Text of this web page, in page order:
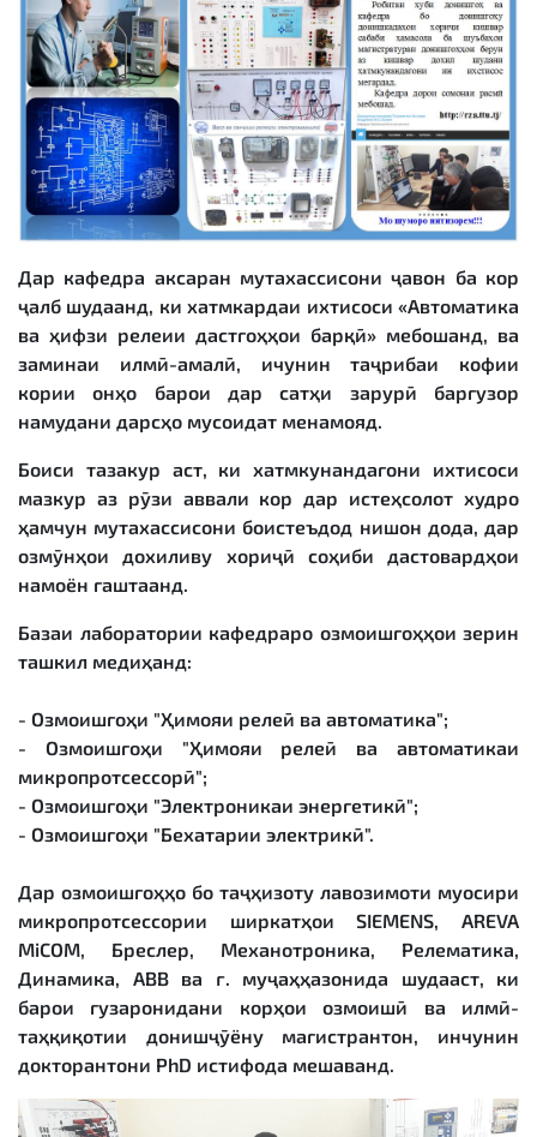
Дар кафедра аксаран мутахассисони ҷавон ба кор
ҷалб шудаанд, ки хатмкардаи ихтисоси «Автоматика
ва ҳифзи релеии дастгоҳҳои барқӣ» мебошанд, ва
заминаи илмӣ-амалӣ, ичунин таҷрибаи кофии
кории онҳо барои дар сатҳи зарурӣ баргузор
намудани дарсҳо мусоидат менамояд.
Боиси тазакур аст, ки хатмкунандагони ихтисоси
мазкур аз рӯзи аввали кор дар истеҳсолот худро
ҳамчун мутахассисони боистеъдод нишон дода, дар
озмӯнҳои дохиливу хориҷӣ соҳиби дастовардҳои
намоён гаштаанд.
Базаи лаборатории кафедраро озмоишгоҳҳои зерин
ташкил медиҳанд:
- Озмоишгоҳи "Ҳимояи релеӣ ва автоматика";
- Озмоишгоҳи "Ҳимояи релеӣ ва автоматикаи
микропротсессорӣ";
- Озмоишгоҳи "Электроникаи энергетикӣ";
- Озмоишгоҳи "Бехатарии электрикӣ".
Дар озмоишгоҳҳо бо таҷҳизоту лавозимоти муосири
микропротсессории ширкатҳои SIEMENS, AREVA
MiCOM, Бреслер, Механотроника, Релематика,
Динамика, АВВ ва ғ. муҷаҳҳазонида шудааст, ки
барои гузаронидани корҳои озмоишӣ ва илмӣ-
таҳқиқотии донишҷӯёну магистрантон, инчунин
докторантони PhD истифода мешаванд.